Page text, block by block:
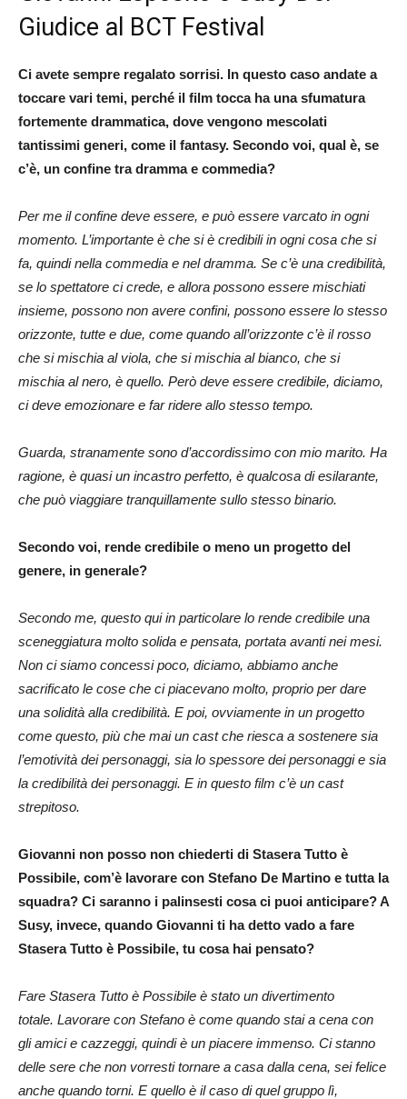
Giudice al BCT Festival
Ci avete sempre regalato sorrisi. In questo caso andate a
toccare vari temi, perché il film tocca ha una sfumatura
fortemente drammatica, dove vengono mescolati
tantissimi generi, come il fantasy. Secondo voi, qual è, se
c’è, un confine tra dramma e commedia?
Per me il confine deve essere, e può essere varcato in ogni
momento. L’importante è che si è credibili in ogni cosa che si
fa, quindi nella commedia e nel dramma. Se c’è una credibilità,
se lo spettatore ci crede, e allora possono essere mischiati
insieme, possono non avere confini, possono essere lo stesso
orizzonte, tutte e due, come quando all’orizzonte c’è il rosso
che si mischia al viola, che si mischia al bianco, che si
mischia al nero, è quello. Però deve essere credibile, diciamo,
ci deve emozionare e far ridere allo stesso tempo.
Guarda, stranamente sono d’accordissimo con mio marito. Ha
ragione, è quasi un incastro perfetto, è qualcosa di esilarante,
che può viaggiare tranquillamente sullo stesso binario.
Secondo voi, rende credibile o meno un progetto del
genere, in generale?
Secondo me, questo qui in particolare lo rende credibile una
sceneggiatura molto solida e pensata, portata avanti nei mesi.
Non ci siamo concessi poco, diciamo, abbiamo anche
sacrificato le cose che ci piacevano molto, proprio per dare
una solidità alla credibilità. E poi, ovviamente in un progetto
come questo, più che mai un cast che riesca a sostenere sia
l’emotività dei personaggi, sia lo spessore dei personaggi e sia
la credibilità dei personaggi. E in questo film c’è un cast
strepitoso.
Giovanni non posso non chiederti di Stasera Tutto è
Possibile, com’è lavorare con Stefano De Martino e tutta la
squadra? Ci saranno i palinsesti cosa ci puoi anticipare? A
Susy, invece, quando Giovanni ti ha detto vado a fare
Stasera Tutto è Possibile, tu cosa hai pensato?
Fare Stasera Tutto è Possibile è stato un divertimento
totale. Lavorare con Stefano è come quando stai a cena con
gli amici e cazzeggi, quindi è un piacere immenso. Ci stanno
delle sere che non vorresti tornare a casa dalla cena, sei felice
anche quando torni. E quello è il caso di quel gruppo lì,